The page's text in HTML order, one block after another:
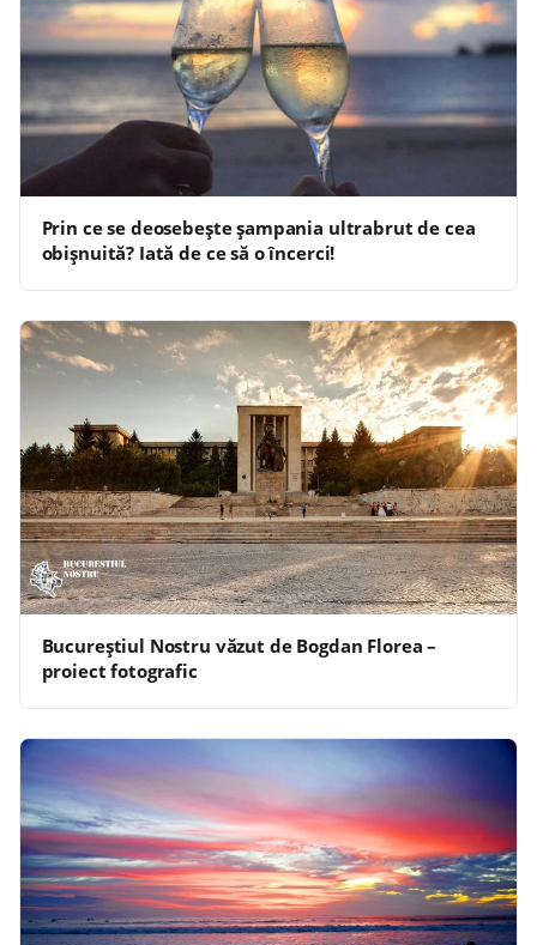
Prin ce se deosebește șampania ultrabrut de cea
obișnuită? Iată de ce să o încerci!
Bucureştiul Nostru văzut de Bogdan Florea –
proiect fotografic